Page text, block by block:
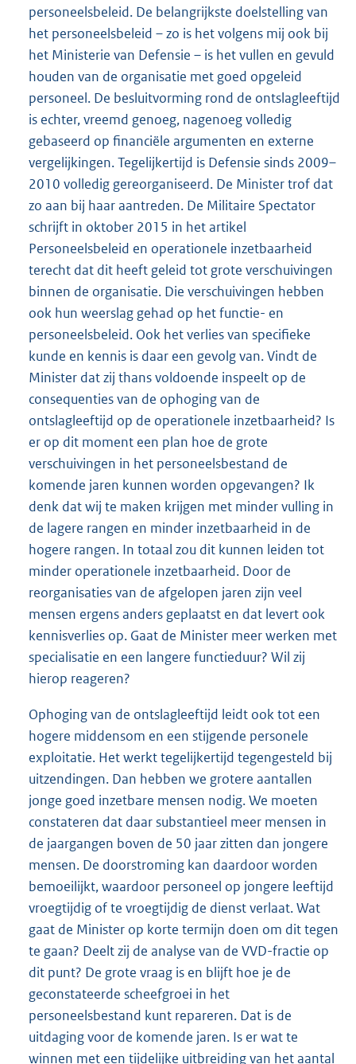
personeelsbeleid. De belangrijkste doelstelling van
het personeelsbeleid – zo is het volgens mij ook bij
het Ministerie van Defensie – is het vullen en gevuld
houden van de organisatie met goed opgeleid
personeel. De besluitvorming rond de ontslagleeftijd
is echter, vreemd genoeg, nagenoeg volledig
gebaseerd op financiële argumenten en externe
vergelijkingen. Tegelijkertijd is Defensie sinds 2009–
2010 volledig gereorganiseerd. De Minister trof dat
zo aan bij haar aantreden. De Militaire Spectator
schrijft in oktober 2015 in het artikel
Personeelsbeleid en operationele inzetbaarheid
terecht dat dit heeft geleid tot grote verschuivingen
binnen de organisatie. Die verschuivingen hebben
ook hun weerslag gehad op het functie- en
personeelsbeleid. Ook het verlies van specifieke
kunde en kennis is daar een gevolg van. Vindt de
Minister dat zij thans voldoende inspeelt op de
consequenties van de ophoging van de
ontslagleeftijd op de operationele inzetbaarheid? Is
er op dit moment een plan hoe de grote
verschuivingen in het personeelsbestand de
komende jaren kunnen worden opgevangen? Ik
denk dat wij te maken krijgen met minder vulling in
de lagere rangen en minder inzetbaarheid in de
hogere rangen. In totaal zou dit kunnen leiden tot
minder operationele inzetbaarheid. Door de
reorganisaties van de afgelopen jaren zijn veel
mensen ergens anders geplaatst en dat levert ook
kennisverlies op. Gaat de Minister meer werken met
specialisatie en een langere functieduur? Wil zij
hierop reageren?
Ophoging van de ontslagleeftijd leidt ook tot een
hogere middensom en een stijgende personele
exploitatie. Het werkt tegelijkertijd tegengesteld bij
uitzendingen. Dan hebben we grotere aantallen
jonge goed inzetbare mensen nodig. We moeten
constateren dat daar substantieel meer mensen in
de jaargangen boven de 50 jaar zitten dan jongere
mensen. De doorstroming kan daardoor worden
bemoeilijkt, waardoor personeel op jongere leeftijd
vroegtijdig of te vroegtijdig de dienst verlaat. Wat
gaat de Minister op korte termijn doen om dit tegen
te gaan? Deelt zij de analyse van de VVD-fractie op
dit punt? De grote vraag is en blijft hoe je de
geconstateerde scheefgroei in het
personeelsbestand kunt repareren. Dat is de
uitdaging voor de komende jaren. Is er wat te
winnen met een tijdelijke uitbreiding van het aantal